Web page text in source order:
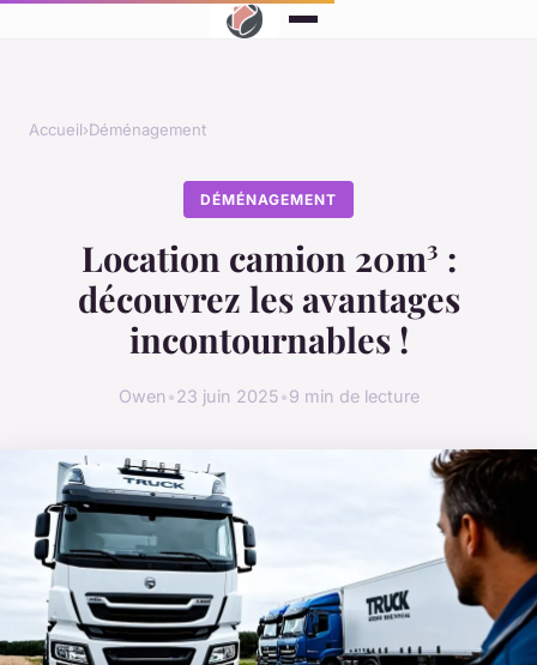
Accueil›Déménagement
DÉMÉNAGEMENT
Location camion 20m³ :
découvrez les avantages
incontournables !
Owen•23 juin 2025•9 min de lecture